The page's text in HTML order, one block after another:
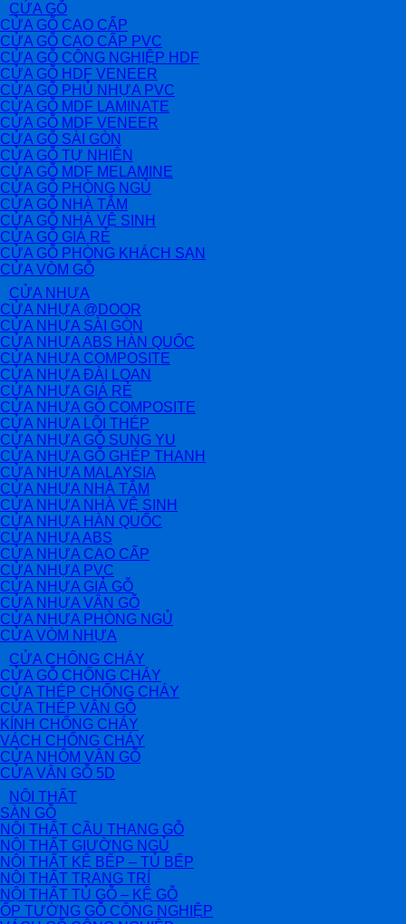
CỬA GỖ
CỬA GỖ CAO CẤP
CỬA GỖ CAO CẤP PVC
CỬA GỖ CÔNG NGHIỆP HDF
CỬA GỖ HDF VENEER
CỬA GỖ PHỦ NHỰA PVC
CỬA GỖ MDF LAMINATE
CỬA GỖ MDF VENEER
CỬA GỖ SÀI GÒN
CỬA GỖ TỰ NHIÊN
CỬA GỖ MDF MELAMINE
CỬA GỖ PHÒNG NGỦ
CỬA GỖ NHÀ TẮM
CỬA GỖ NHÀ VỆ SINH
CỬA GỖ GIÁ RẺ
CỬA GỖ PHÒNG KHÁCH SẠN
CỬA VÒM GỖ
CỬA NHỰA
CỬA NHỰA @DOOR
CỬA NHỰA SÀI GÒN
CỬA NHỰA ABS HÀN QUỐC
CỬA NHỰA COMPOSITE
CỬA NHỰA ĐÀI LOAN
CỬA NHỰA GIÁ RẺ
CỬA NHỰA GỖ COMPOSITE
CỬA NHỰA LÕI THÉP
CỬA NHỰA GỖ SUNG YU
CỬA NHỰA GỖ GHÉP THANH
CỬA NHỰA MALAYSIA
CỬA NHỰA NHÀ TẮM
CỬA NHỰA NHÀ VỆ SINH
CỬA NHỰA HÀN QUỐC
CỬA NHỰA ABS
CỬA NHỰA CAO CẤP
CỬA NHỰA PVC
CỬA NHỰA GIẢ GỖ
CỬA NHỰA VÂN GỖ
CỬA NHỰA PHÒNG NGỦ
CỬA VÒM NHỰA
CỬA CHỐNG CHÁY
CỬA GỖ CHỐNG CHÁY
CỬA THÉP CHỐNG CHÁY
CỬA THÉP VÂN GỖ
KÍNH CHỐNG CHÁY
VÁCH CHỐNG CHÁY
CỬA NHÔM VÂN GỖ
CỬA VÂN GỖ 5D
NỘI THẤT
SÀN GỖ
NỘI THẤT CẦU THANG GỖ
NỘI THẤT GIƯỜNG NGỦ
NỘI THẤT KỆ BẾP – TỦ BẾP
NỘI THẤT TRANG TRÍ
NỘI THẤT TỦ GỖ – KỆ GỖ
ỐP TƯỜNG GỖ CÔNG NGHIỆP